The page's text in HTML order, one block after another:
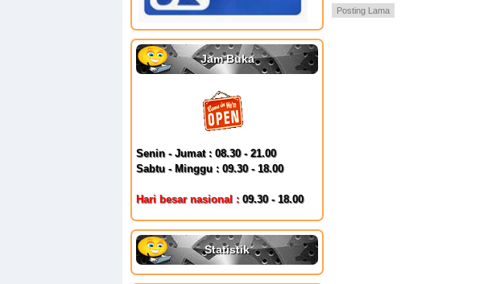
Jam Buka
Senin - Jumat : 08.30 - 21.00
Sabtu - Minggu : 09.30 - 18.00
Hari besar nasional : 09.30 - 18.00
Statistik
Posting Lama